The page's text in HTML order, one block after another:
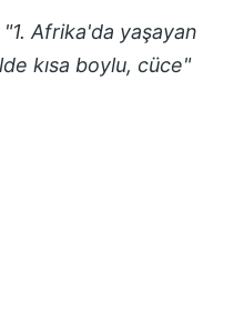
"1. Afrika'da yaşayan
kısa boylu, cüce"